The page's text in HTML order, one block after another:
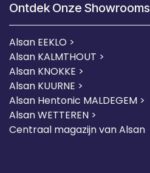
Ontdek Onze Showrooms
Alsan EEKLO >
Alsan KALMTHOUT >
Alsan KNOKKE >
Alsan KUURNE >
Alsan Hentonic MALDEGEM >
Alsan WETTEREN >
Centraal magazijn van Alsan